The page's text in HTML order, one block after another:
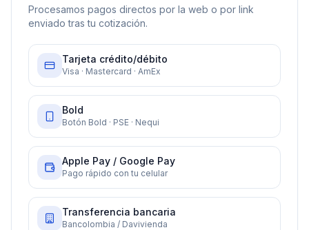
Procesamos pagos directos por la web o por link
enviado tras tu cotización.
Tarjeta crédito/débito
Visa · Mastercard · AmEx
Bold
Botón Bold · PSE · Nequi
Apple Pay / Google Pay
Pago rápido con tu celular
Transferencia bancaria
Bancolombia / Davivienda